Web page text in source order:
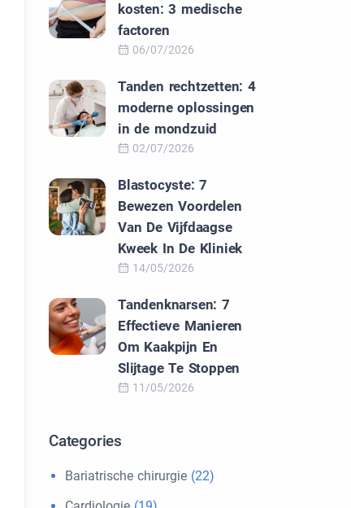
kosten: 3 medische
factoren
06/07/2026
Tanden rechtzetten: 4
moderne oplossingen
in de mondzuid
02/07/2026
Blastocyste: 7
Bewezen Voordelen
Van De Vijfdaagse
Kweek In De Kliniek
14/05/2026
Tandenknarsen: 7
Effectieve Manieren
Om Kaakpijn En
Slijtage Te Stoppen
11/05/2026
Categories
Bariatrische chirurgie (22)